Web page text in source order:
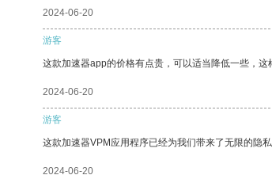
2024-06-20
游客
这款加速器app的价格有点贵，可以适当降低一些，这
2024-06-20
游客
这款加速器VPM应用程序已经为我们带来了无限的隐私
2024-06-20